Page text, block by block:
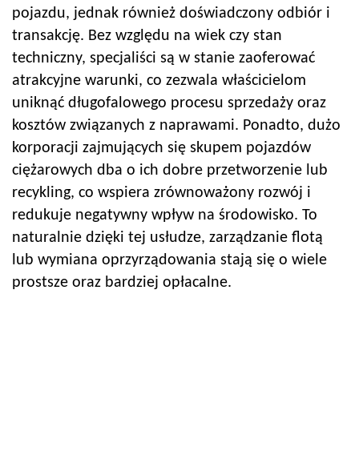
pojazdu, jednak również doświadczony odbiór i
transakcję. Bez względu na wiek czy stan
techniczny, specjaliści są w stanie zaoferować
atrakcyjne warunki, co zezwala właścicielom
uniknąć długofalowego procesu sprzedaży oraz
kosztów związanych z naprawami. Ponadto, dużo
korporacji zajmujących się skupem pojazdów
ciężarowych dba o ich dobre przetworzenie lub
recykling, co wspiera zrównoważony rozwój i
redukuje negatywny wpływ na środowisko. To
naturalnie dzięki tej usłudze, zarządzanie flotą
lub wymiana oprzyrządowania stają się o wiele
prostsze oraz bardziej opłacalne.